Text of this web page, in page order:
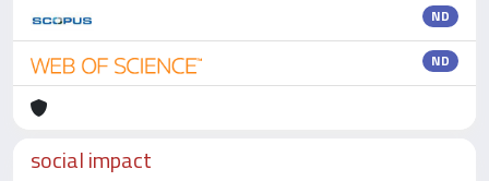
ND
ND
social impact